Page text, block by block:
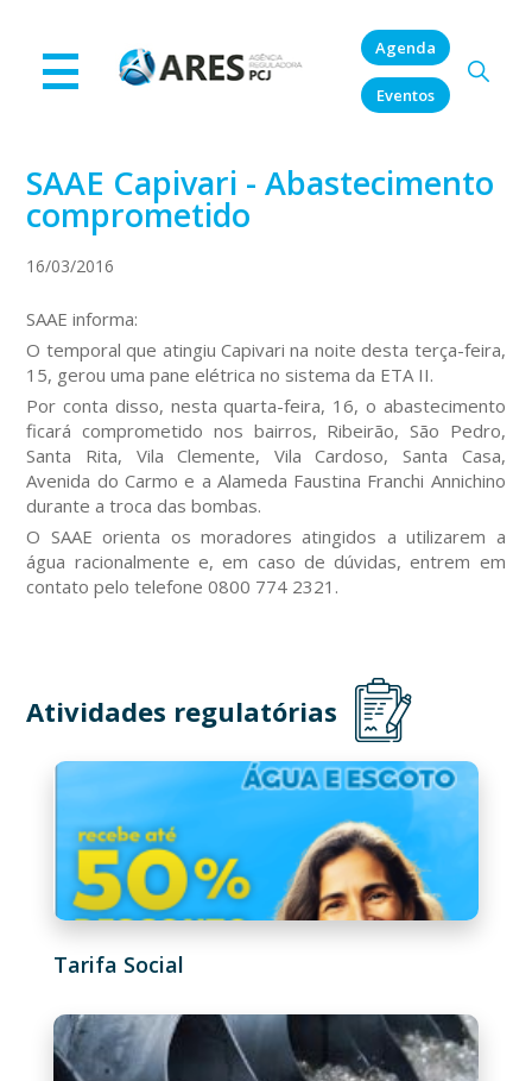
Agenda
Eventos
SAAE Capivari - Abastecimento
comprometido
16/03/2016
SAAE informa:
O temporal que atingiu Capivari na noite desta terça-feira,
15, gerou uma pane elétrica no sistema da ETA II.
Por conta disso, nesta quarta-feira, 16, o abastecimento
ficará comprometido nos bairros, Ribeirão, São Pedro,
Santa Rita, Vila Clemente, Vila Cardoso, Santa Casa,
Avenida do Carmo e a Alameda Faustina Franchi Annichino
durante a troca das bombas.
O SAAE orienta os moradores atingidos a utilizarem a
água racionalmente e, em caso de dúvidas, entrem em
contato pelo telefone 0800 774 2321.
Atividades regulatórias
Tarifa Social